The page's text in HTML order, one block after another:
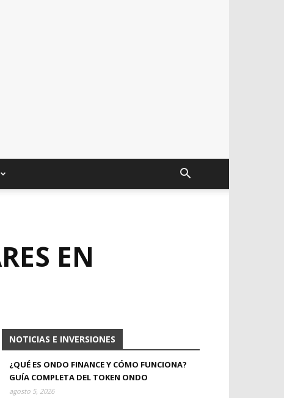
EN
NOTICIAS E INVERSIONES
¿QUÉ ES ONDO FINANCE Y CÓMO FUNCIONA?
GUÍA COMPLETA DEL TOKEN ONDO
agosto 5, 2026